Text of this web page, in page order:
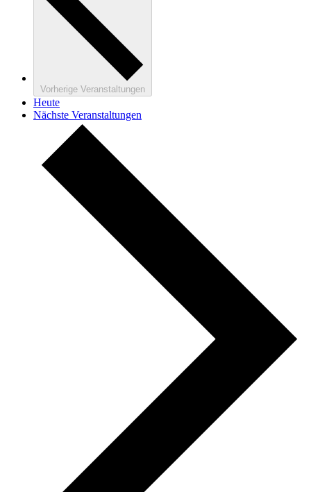
Vorherige Veranstaltungen
Heute
Nächste Veranstaltungen